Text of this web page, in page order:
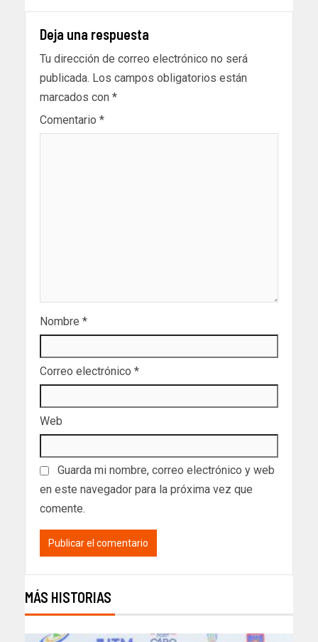
Deja una respuesta
Tu dirección de correo electrónico no será
publicada. Los campos obligatorios están
marcados con *
Comentario *
Nombre *
Correo electrónico *
Web
Guarda mi nombre, correo electrónico y web
en este navegador para la próxima vez que
comente.
MÁS HISTORIAS